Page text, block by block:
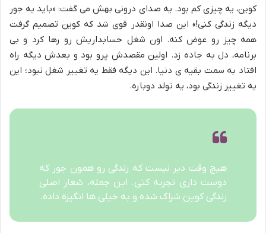
کوین، یه چیزی کم بود. یه صدای درونی بهش می گفت: «باید یه جور
دیگه زندگی کنی!» این صدا اونقدر قوی شد که کوین تصمیم گرفت
همه چیز رو عوض کنه. اون شغل حسابداریش رو رها کرد و بی
برنامه، دل به جاده زد. اولین مقصدش پرو بود و بعدش دیگه راه
افتاد به سمت بقیه ی دنیا. این دیگه فقط یه تغییر شغل نبود؛ این
یه تغییر زندگی بود، یه تولد دوباره.
هیچ وقت دیر نیست که زندگی رو همون جور که
دوست داری تجربه کنی. این جمله، شعار اصلی
زندگی کوین شراک شده و به خیلی ها انگیزه داده.